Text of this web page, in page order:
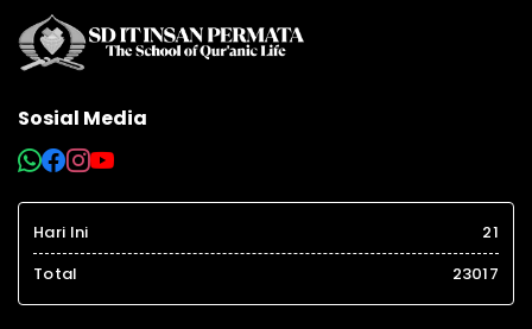
Sosial Media
Hari Ini
21
Total
23017